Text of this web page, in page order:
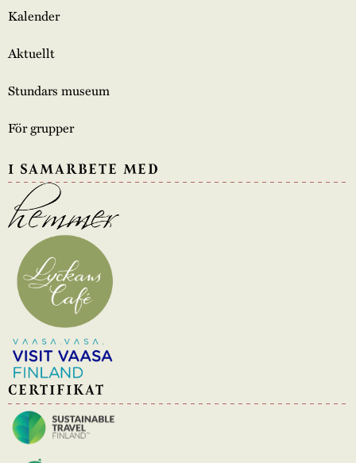
Kalender
Aktuellt
Stundars museum
För grupper
I SAMARBETE MED
CERTIFIKAT